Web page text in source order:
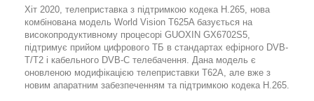
Хіт 2020, телеприставка з підтримкою кодека H.265, нова
комбінована модель World Vision T625A базується на
високопродуктивному процесорі GUOXIN GX6702S5,
підтримує прийом цифрового ТБ в стандартах ефірного DVB-
T/T2 і кабельного DVB-C телебачення. Дана модель є
оновленою модифікацією телеприставки T62A, але вже з
новим апаратним забезпеченням та підтримкою кодека H.265.